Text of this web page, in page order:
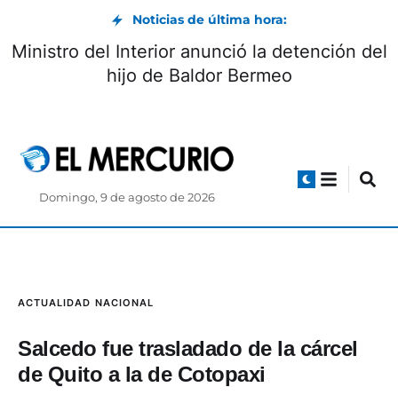
Noticias de última hora:
Ministro del Interior anunció la detención del
hijo de Baldor Bermeo
Domingo, 9 de agosto de 2026
ACTUALIDAD NACIONAL
Salcedo fue trasladado de la cárcel
de Quito a la de Cotopaxi